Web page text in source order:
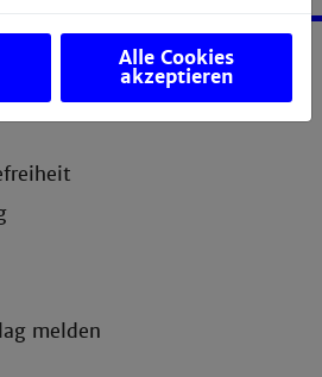
melden
Alle Cookies
akzeptieren